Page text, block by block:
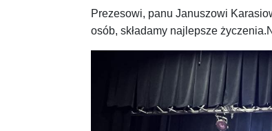
Prezesowi, panu Januszowi
osób, składamy najlepsze